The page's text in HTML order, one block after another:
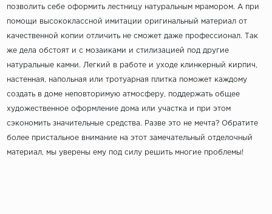
позволить себе оформить лестницу натуральным мрамором. А при
помощи высококлассной имитации оригинальный материал от
качественной копии отличить не сможет даже профессионал. Так
же дела обстоят и с мозаиками и стилизацией под другие
натуральные камни. Легкий в работе и уходе клинкерный кирпич,
настенная, напольная или тротуарная плитка поможет каждому
создать в доме неповторимую атмосферу, поддержать общее
художественное оформление дома или участка и при этом
сэкономить значительные средства. Разве это не мечта? Обратите
более пристальное внимание на этот замечательный отделочный
материал, мы уверены ему под силу решить многие проблемы!